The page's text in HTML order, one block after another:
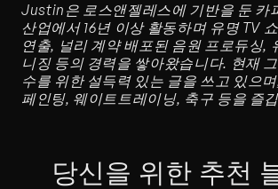
Justin은 로스앤젤레스에 기반을 둔 카
산업에서 16년 이상 활동하며 유명 TV
연출, 널리 계약 배포된 음원 프로듀싱,
니징 등의 경력을 쌓아왔습니다. 현재
수를 위한 설득력 있는 글을 쓰고 있으
페인팅, 웨이트트레이닝, 축구 등을 즐
당신을 위한 추천